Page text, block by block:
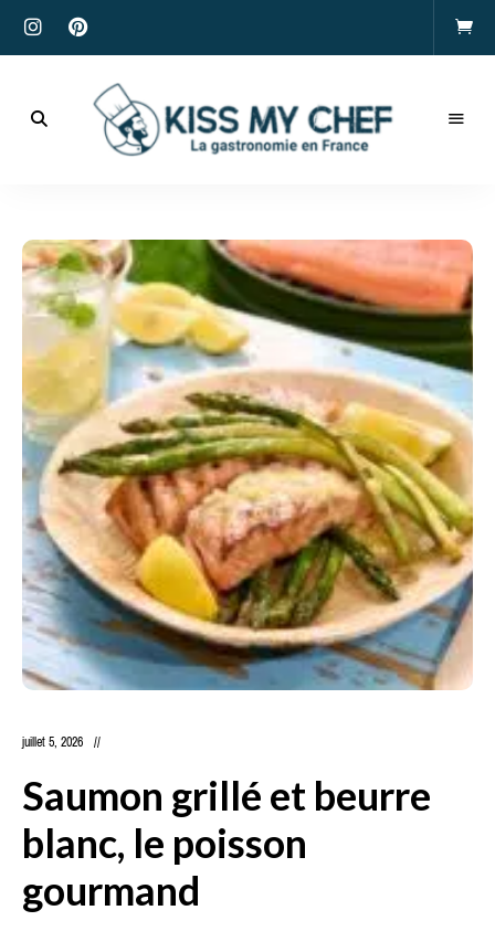
My
Chef
juillet 5, 2026
Saumon grillé et beurre
blanc, le poisson
gourmand